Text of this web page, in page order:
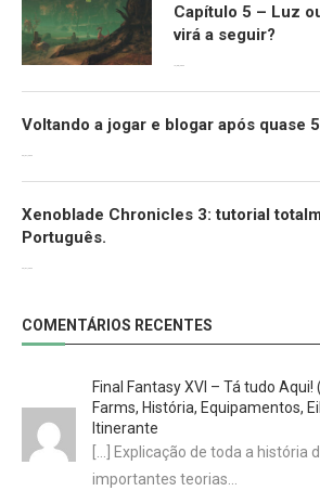
Capítulo 5 – Luz
virá a seguir?
Voltando a jogar e blogar após quase
Xenoblade Chronicles 3: tutorial
Português.
COMENTÁRIOS RECENTES
Final Fantasy XVI – Tá tudo Aqui!
Farms, História, Equipamentos,
Itinerante
[…] Explicação de toda a história
importantes teorias…